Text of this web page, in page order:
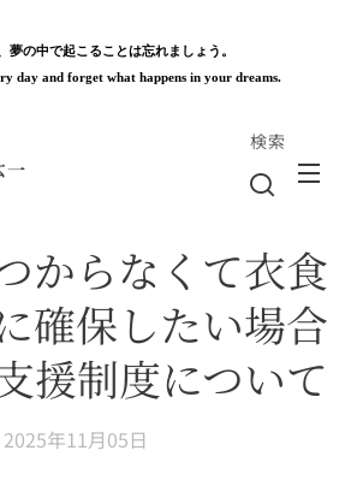
夢の中で起こることは忘れましょう。
day and forget what happens in your dreams.
一
検索
からなくて衣食
確保したい場合
援制度について
2025年11月05日